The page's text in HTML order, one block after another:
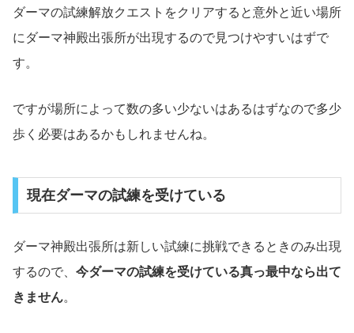
ダーマの試練解放クエストをクリアすると意外と近い場所
にダーマ神殿出張所が出現するので見つけやすいはずで
す。
ですが場所によって数の多い少ないはあるはずなので多少
歩く必要はあるかもしれませんね。
現在ダーマの試練を受けている
ダーマ神殿出張所は新しい試練に挑戦できるときのみ出現
するので、 今ダーマの試練を受けている真っ最中なら出て
きません。